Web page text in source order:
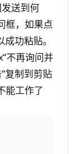
送到何
框，如果点
功粘贴。
不再询问并
复制到剪贴
能工作了